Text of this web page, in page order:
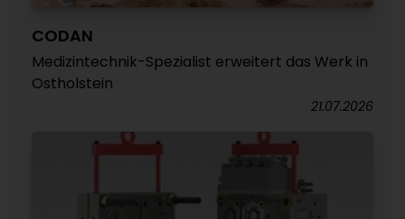
CODAN
Medizintechnik-Spezialist erweitert das Werk in
Ostholstein
21.07.2026